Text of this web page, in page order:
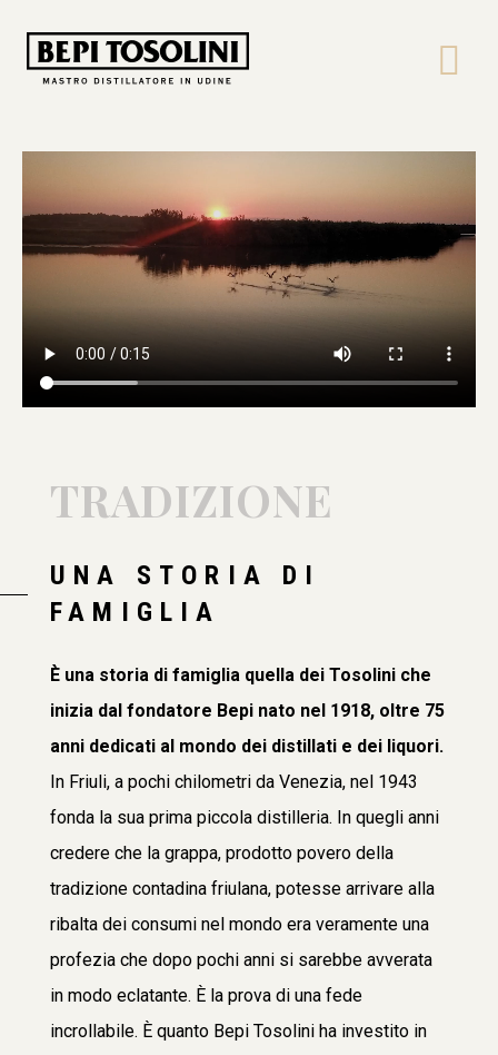
TRADIZIONE
UNA STORIA DI
FAMIGLIA
È una storia di famiglia quella dei Tosolini che
inizia dal fondatore Bepi nato nel 1918, oltre 75
anni dedicati al mondo dei distillati e dei liquori.
In Friuli, a pochi chilometri da Venezia, nel 1943
fonda la sua prima piccola distilleria. In quegli anni
credere che la grappa, prodotto povero della
tradizione contadina friulana, potesse arrivare alla
ribalta dei consumi nel mondo era veramente una
profezia che dopo pochi anni si sarebbe avverata
in modo eclatante. È la prova di una fede
incrollabile. È quanto Bepi Tosolini ha investito in